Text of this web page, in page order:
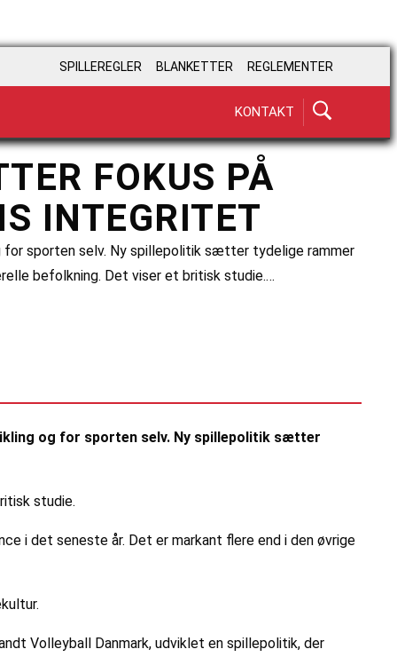
SPILLEREGLER BLANKETTER REGLEMENTER
KONTAKT
FOKUS PÅ
INTEGRITET
for sporten selv. Ny spillepolitik sætter tydelige rammer
befolkning. Det viser et britisk studie.…
og for sporten selv. Ny spillepolitik sætter
studie.
i det seneste år. Det er markant flere end i den øvrige
Volleyball Danmark, udviklet en spillepolitik, der